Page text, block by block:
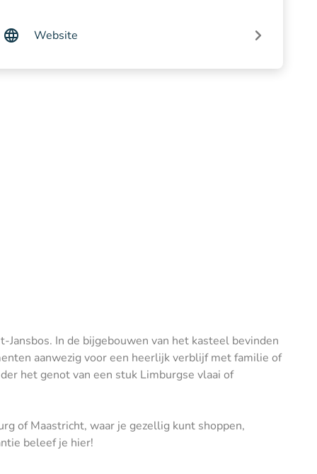
Website
In de bijgebouwen van het kasteel bevinden
aanwezig voor een heerlijk verblijf met familie of
het genot van een stuk Limburgse vlaai of
of Maastricht, waar je gezellig kunt shoppen,
beleef je hier!